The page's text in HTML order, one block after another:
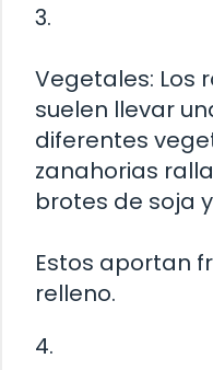
3.
Vegetales: Los
suelen llevar
diferentes
zanahorias
brotes de soja
Estos aportan
relleno.
4.